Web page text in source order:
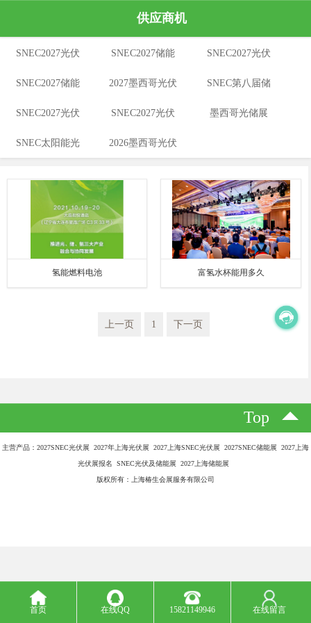
供应商机
SNEC2027光伏
与储能展
SNEC2027储能
与氢能展
SNEC2027光伏
及储能展
SNEC2027储能
展
2027墨西哥光伏
及储能展
SNEC第八届储
能展
SNEC2027光伏
及储能展
SNEC2027光伏
展
墨西哥光储展
SNEC太阳能光 2026墨西哥光伏
氢能燃料电池 富氢水杯能用多久
上一页 1 下一页
Top
主营产品：2027SNEC光伏展 2027年上海光伏展 2027上海SNEC光伏展 2027SNEC储能展 2027上海
光伏展报名 SNEC光伏及储能展 2027上海储能展
版权所有：上海椿生会展服务有限公司
首页 在线QQ 15821149946 在线留言